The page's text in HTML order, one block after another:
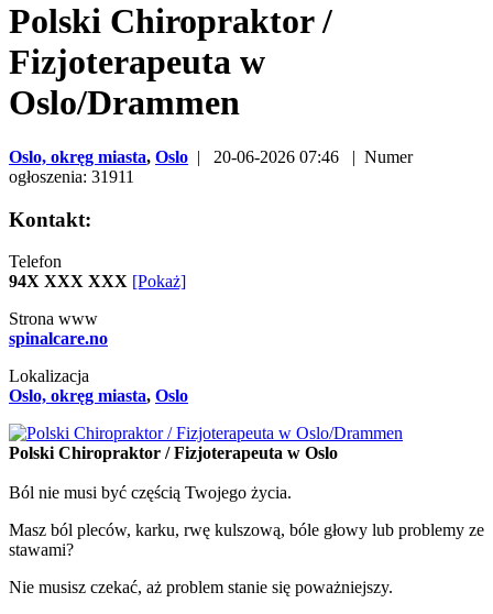
Polski Chiropraktor /
Fizjoterapeuta w
Oslo/Drammen
Oslo, okręg miasta, Oslo | 20-06-2026 07:46 | Numer
ogłoszenia: 31911
Kontakt:
Telefon
94X XXX XXX [Pokaż]
Strona www
spinalcare.no
Lokalizacja
Oslo, okręg miasta, Oslo
Polski Chiropraktor / Fizjoterapeuta w Oslo
Ból nie musi być częścią Twojego życia.
Masz ból pleców, karku, rwę kulszową, bóle głowy lub problemy ze
stawami?
Nie musisz czekać, aż problem stanie się poważniejszy.